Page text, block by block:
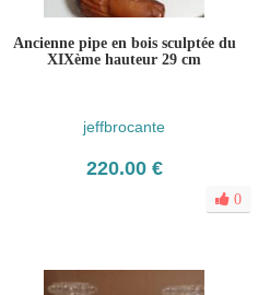
Ancienne pipe en bois sculptée du
XIXème hauteur 29 cm
jeffbrocante
220.00 €
0